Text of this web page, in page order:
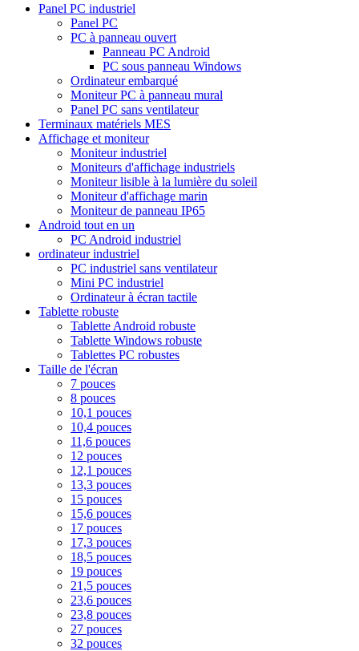
Panel PC industriel
Panel PC
PC à panneau ouvert
Panneau PC Android
PC sous panneau Windows
Ordinateur embarqué
Moniteur PC à panneau mural
Panel PC sans ventilateur
Terminaux matériels MES
Affichage et moniteur
Moniteur industriel
Moniteurs d'affichage industriels
Moniteur lisible à la lumière du soleil
Moniteur d'affichage marin
Moniteur de panneau IP65
Android tout en un
PC Android industriel
ordinateur industriel
PC industriel sans ventilateur
Mini PC industriel
Ordinateur à écran tactile
Tablette robuste
Tablette Android robuste
Tablette Windows robuste
Tablettes PC robustes
Taille de l'écran
7 pouces
8 pouces
10,1 pouces
10,4 pouces
11,6 pouces
12 pouces
12,1 pouces
13,3 pouces
15 pouces
15,6 pouces
17 pouces
17,3 pouces
18,5 pouces
19 pouces
21,5 pouces
23,6 pouces
23,8 pouces
27 pouces
32 pouces